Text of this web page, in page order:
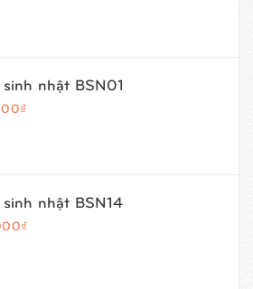
sinh nhật BSN01
sinh nhật BSN14